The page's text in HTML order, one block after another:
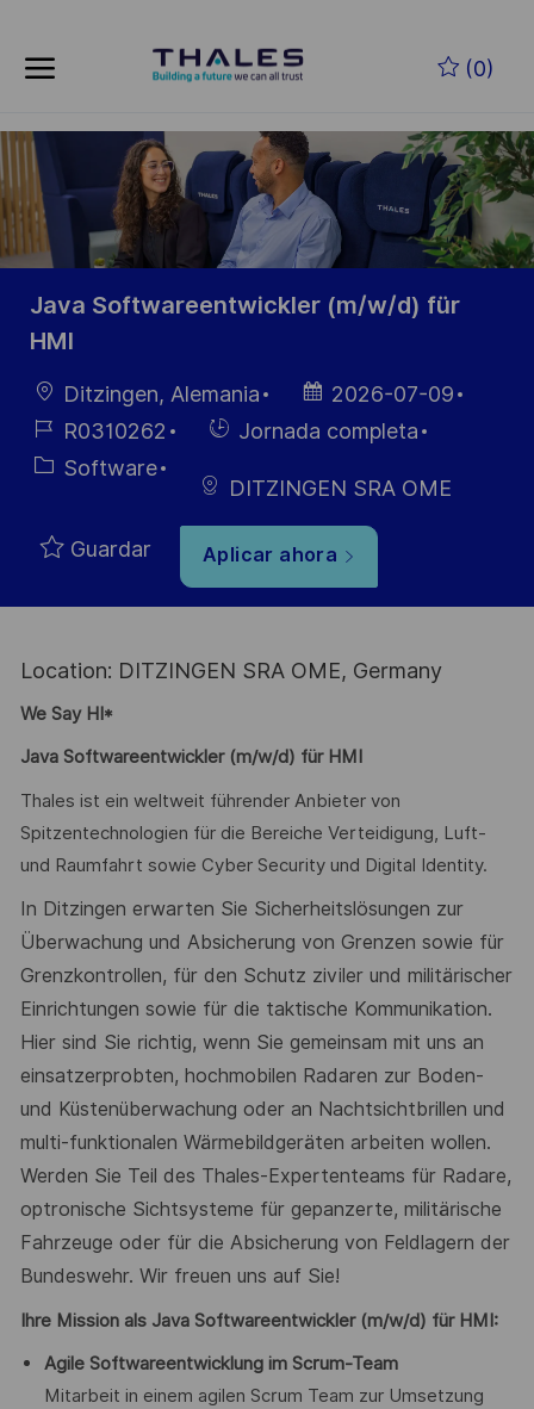
(0)
-
Java Softwareentwickler (m/w/d) für
HMI
Ubicación
Ditzingen, Alemania
Fecha de
publicación
2026-07-09
ID de
empleo
R0310262
HiringJornada completa
Categoría
Software
DITZINGEN SRA OME
Guardar Aplicar ahora
Location: DITZINGEN SRA OME, Germany
We Say HI*
Java Softwareentwickler (m/w/d) für HMI
Thales ist ein weltweit führender Anbieter von
Spitzentechnologien für die Bereiche Verteidigung, Luft-
und Raumfahrt sowie Cyber Security und Digital Identity.
In Ditzingen erwarten Sie Sicherheitslösungen zur
Überwachung und Absicherung von Grenzen sowie für
Grenzkontrollen, für den Schutz ziviler und militärischer
Einrichtungen sowie für die taktische Kommunikation.
Hier sind Sie richtig, wenn Sie gemeinsam mit uns an
einsatzerprobten, hochmobilen Radaren zur Boden-
und Küstenüberwachung oder an Nachtsichtbrillen und
multi-funktionalen Wärmebildgeräten arbeiten wollen.
Werden Sie Teil des Thales-Expertenteams für Radare,
optronische Sichtsysteme für gepanzerte, militärische
Fahrzeuge oder für die Absicherung von Feldlagern der
Bundeswehr. Wir freuen uns auf Sie!
Ihre Mission als Java Softwareentwickler (m/w/d) für HMI:
Agile Softwareentwicklung im Scrum-Team
Mitarbeit in einem agilen Scrum Team zur Umsetzung